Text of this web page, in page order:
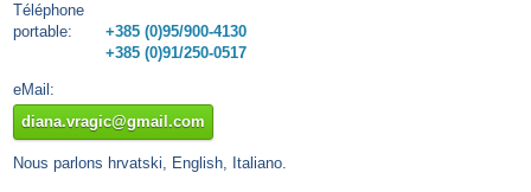
Téléphone
portable:
+385 (0)95/900-4130
+385 (0)91/250-0517
eMail:
diana.vragic@gmail.com
Nous parlons hrvatski, English, Italiano.